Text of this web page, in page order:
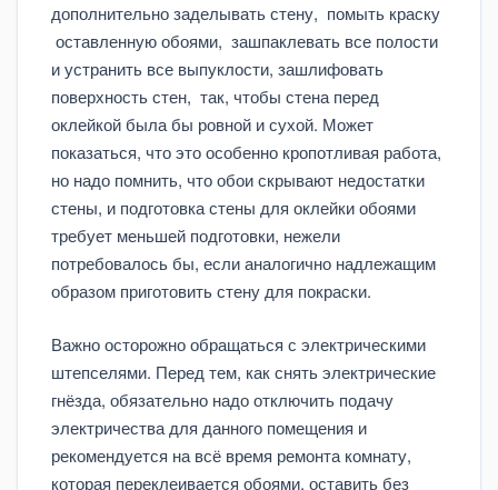
дополнительно заделывать стену, помыть краску
оставленную обоями, зашпаклевать все полости
и устранить все выпуклости, зашлифовать
поверхность стен, так, чтобы стена перед
оклейкой была бы ровной и сухой. Может
показаться, что это особенно кропотливая работа,
но надо помнить, что обои скрывают недостатки
стены, и подготовка стены для оклейки обоями
требует меньшей подготовки, нежели
потребовалось бы, если аналогично надлежащим
образом приготовить стену для покраски.
Важно осторожно обращаться с электрическими
штепселями. Перед тем, как снять электрические
гнёзда, обязательно надо отключить подачу
электричества для данного помещения и
рекомендуется на всё время ремонта комнату,
которая переклеивается обоями, оставить без